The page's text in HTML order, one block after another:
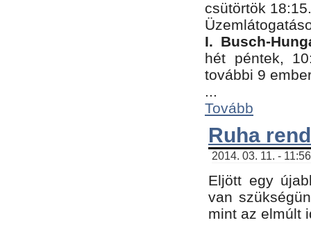
csütörtök 18:15.
I. Busch-
hét péntek,
további 9
...
Tovább
Ruha
2014. 03. 11. -
Eljött egy
van
mint az elmúlt